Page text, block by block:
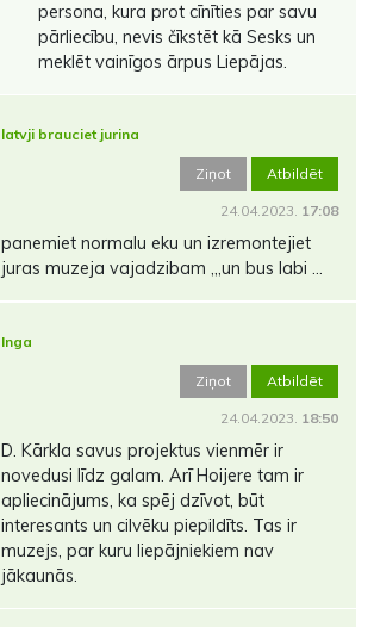
persona, kura prot cīnīties par savu
pārliecību, nevis čīkstēt kā Sesks un
meklēt vainīgos ārpus Liepājas.
latvji brauciet jurina
Ziņot Atbildēt
24.04.2023. 17:08
panemiet normalu eku un izremontejiet
juras muzeja vajadzibam ,,,un bus labi ...
Inga
Ziņot Atbildēt
24.04.2023. 18:50
D. Kārkla savus projektus vienmēr ir
novedusi līdz galam. Arī Hoijere tam ir
apliecinājums, ka spēj dzīvot, būt
interesants un cilvēku piepildīts. Tas ir
muzejs, par kuru liepājniekiem nav
jākaunās.